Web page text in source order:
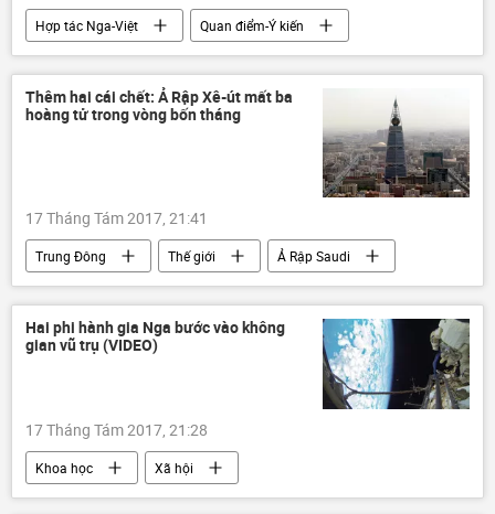
Hợp tác Nga-Việt
Quan điểm-Ý kiến
Liên bang Nga
Vladimir Kolotov
Thêm hai cái chết: Ả Rập Xê-út mất ba
hoàng tử trong vòng bốn tháng
17 Tháng Tám 2017, 21:41
Trung Đông Thế giới
Ả Rập Saudi
Saudi Arabia
Hai phi hành gia Nga bước vào không
gian vũ trụ (VIDEO)
17 Tháng Tám 2017, 21:28
Khoa học Xã hội